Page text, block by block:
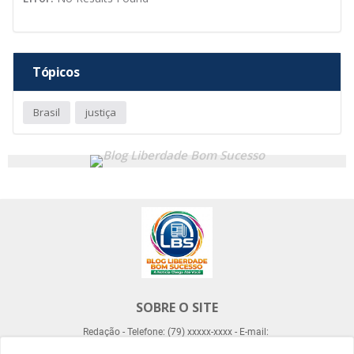
Tópicos
Brasil justiça
SOBRE O SITE
Redação - Telefone: (79) xxxxx-xxxx - E-mail: